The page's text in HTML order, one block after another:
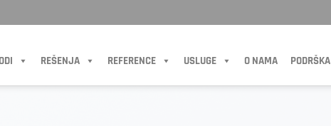
REŠENJA REFERENCE USLUGE O NAMA PODRŠKA